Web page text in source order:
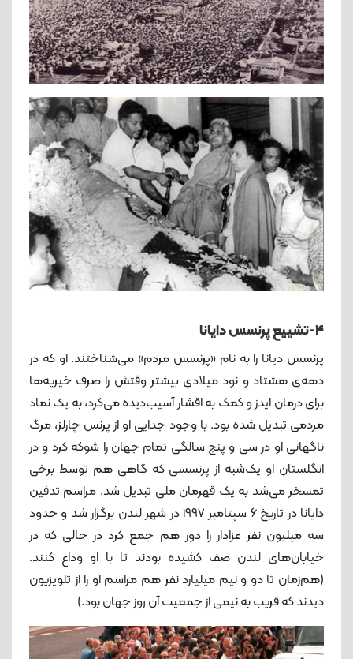
۴-تشییع پرنسس دایانا
پرنسس دیانا را به نام «پرنسس مردم» می‌شناختند. او که در
دهه‌ی هشتاد و نود میلادی بیشتر وقتش را صرف خیریه‌ها
برای درمان ایدز و کمک به اقشار آسیب‌دیده می‌کرد، به یک نماد
مردمی تبديل شده بود. با وجود جدایی او از پرنس چارلز، مرگ
ناگهانی او در سی و پنج سالگی تمام جهان را شوکه کرد و در
انگلستان او یک‌شبه از پرنسسی که گاهی هم توسط برخی
تمسخر می‌شد به یک قهرمان ملی تبدیل شد. مراسم تدفین
دایانا در تاریخ ۶ سپتامبر ۱۹۹۷ در شهر لندن برگزار شد و حدود
سه میلیون نفر عزادار را دور هم جمع کرد در حالی که در
خیابان‌های لندن صف کشیده بودند تا با او وداع کنند.
(هم‌زمان تا دو و نیم میلیارد نفر هم مراسم او را از تلویزیون
دیدند که قریب به نیمی از جمعیت آن روز جهان بود.)